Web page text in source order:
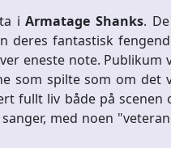
iArmatage Shanks.
fantastisk
eneste note. Publikum
som spilte som om det
fullt liv både på scenen
med noen